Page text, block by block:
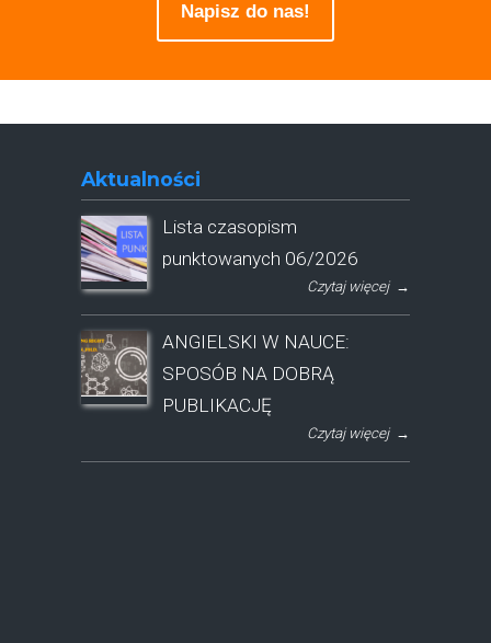
Napisz do nas!
Aktualności
Lista czasopism
punktowanych 06/2026
Czytaj więcej →
ANGIELSKI W NAUCE:
SPOSÓB NA DOBRĄ
PUBLIKACJĘ
Czytaj więcej →